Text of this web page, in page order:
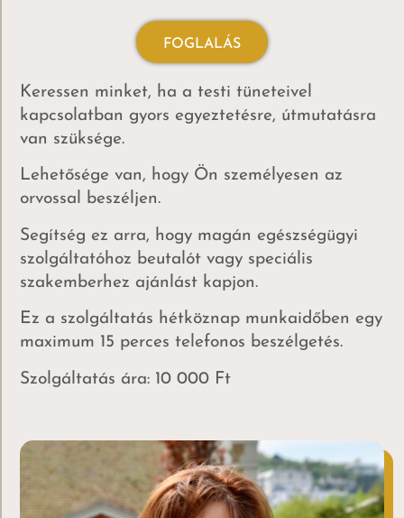
FOGLALÁS
Keressen minket, ha a testi tüneteivel
kapcsolatban gyors egyeztetésre, útmutatásra
van szüksége.
Lehetősége van, hogy Ön személyesen az
orvossal beszéljen.
Segítség ez arra, hogy magán egészségügyi
szolgáltatóhoz beutalót vagy speciális
szakemberhez ajánlást kapjon.
Ez a szolgáltatás hétköznap munkaidőben egy
maximum 15 perces telefonos beszélgetés.
Szolgáltatás ára: 10 000 Ft